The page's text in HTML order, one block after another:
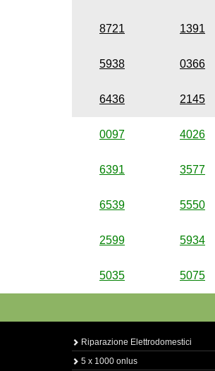
8721 1391
5938 0366
6436 2145
0097 4026
6391 3577
6539 5550
2599 5934
5035 5075
Riparazione Elettrodomestici
5 x 1000 onlus